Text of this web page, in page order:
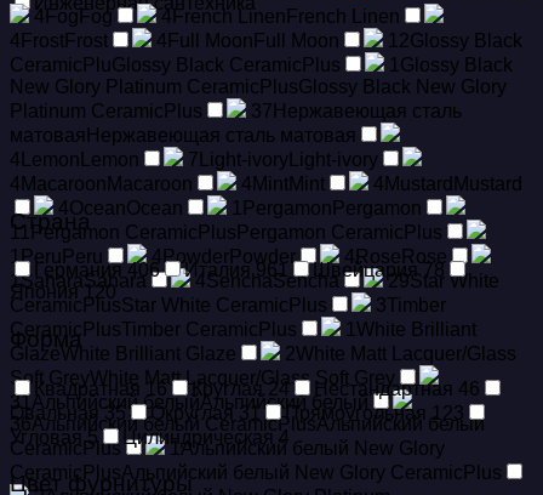
4FogFog 4French Linen French Linen
4 FrostFrost 4 Full Moon Full Moon 12Glossy Black
CeramicPluGlossy Black CeramicPlus 1 Glossy Black
New Glory Platinum CeramicPlusGlossy Black New Glory
Platinum CeramicPlus
37 Hержавеющая сталь
матовая Hержавеющая сталь матовая
4 Lemon Lemon 7 Light-ivory Light-ivory
4 Macaroon Macaroon 4 MintMint 4 Mustard Mustard
4OceanOcean 1 Pergamon Pergamon
11 Pergamon CeramicPlus Pergamon CeramicPlus
1Peru Peru 4 PowderPowder 4Rose Rose
1SaharaSahara 4SenchaSencha 29Star White
CeramicPlusStar White CeramicPlus 3Timber
CeramicPlusTimber CeramicPlus 1 White Brilliant
GlazeWhite Brilliant Glaze 2White Matt Lacquer/Glass
Soft GreyWhite Matt Lacquer/Glass Soft Grey
31Альпийский белыйАльпийский белый
36Альпийский белый CeramicPlusАльпийский белый
CeramicPlus
1Альпийский белый New Glory
CeramicPlusАльпийский белый New Glory CeramicPlus
Страна
Германия 406 Италия961 Швейцария78
Япония120
Форма
Квадратная 16 Круглая24 Нестандартная 46
Овальная35 Округлая31 Прямоугольная 123
Угловая5 Цилиндрическая4
Цвет фурнитуры